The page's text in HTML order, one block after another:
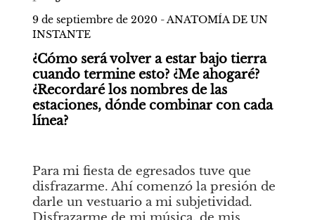
9 de septiembre de 2020 - ANATOMÍA DE UN
INSTANTE
¿Cómo será volver a estar bajo tierra
cuando termine esto? ¿Me ahogaré?
¿Recordaré los nombres de las
estaciones, dónde combinar con cada
línea?
Para mi fiesta de egresados tuve que
disfrazarme. Ahí comenzó la presión de
darle un vestuario a mi subjetividad.